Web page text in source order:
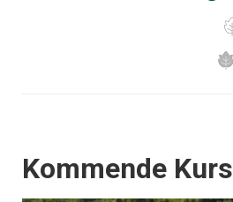
Events
Kommende Kurs